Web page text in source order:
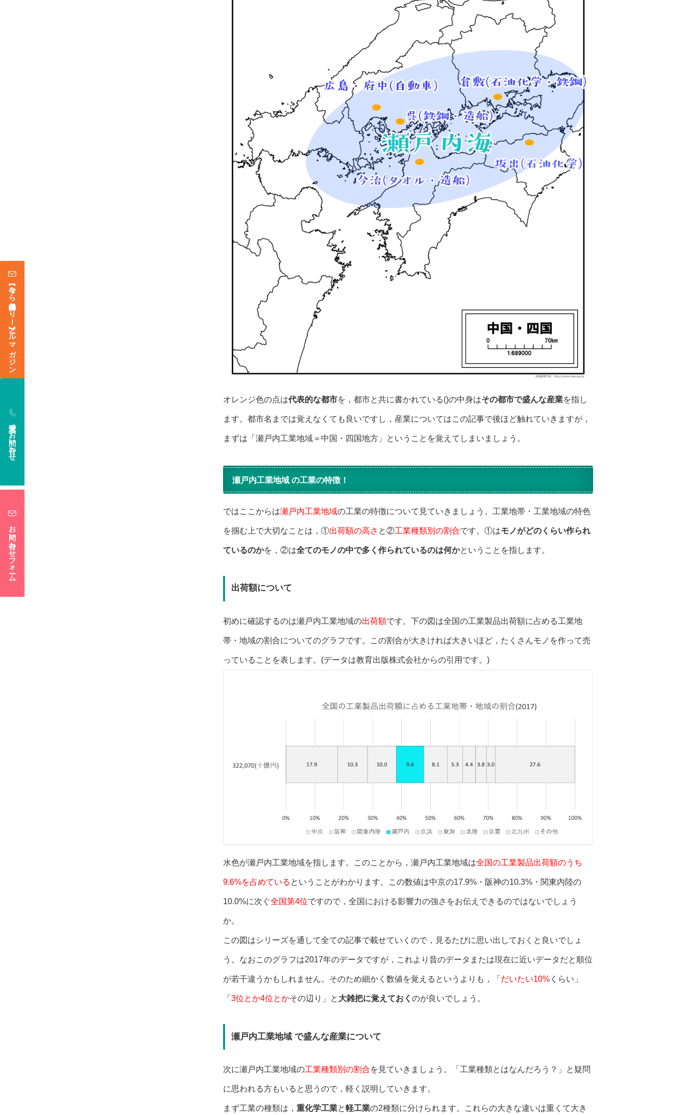
オレンジ色の点は代表的な都市を，都市と共に書かれている()の中身はその都市で盛んな産業を指し
ます。都市名までは覚えなくても良いですし，産業についてはこの記事で後ほど触れていきますが，
まずは「瀬戸内工業地域＝中国・四国地方」ということを覚えてしまいましょう。
瀬戸内工業地域 の工業の特徴！
ではここからは瀬戸内工業地域の工業の特徴について見ていきましょう。工業地帯・工業地域の特色
を掴む上で大切なことは，①出荷額の高さ と②工業種類別の割合です。①はモノがどのくらい作られ
ているのかを，②は全てのモノの中で多く作られているのは何かということを指します。
出荷額について
初めに確認するのは瀬戸内工業地域の出荷額です。下の図は全国の工業製品出荷額に占める工業地
帯・地域の割合についてのグラフです。この割合が大きければ大きいほど，たくさんモノを作って売
っていることを表します。(データは教育出版株式会社からの引用です。)
水色が瀬戸内工業地域を指します。このことから，瀬戸内工業地域は全国の工業製品出荷額のうち
9.6%を占めている ということがわかります。この数値は中京の17.9%・阪神の10.3%・関東内陸の
10.0%に次ぐ全国第4位ですので，全国における影響力の強さをお伝えできるのではないでしょう
か。
この図はシリーズを通して全ての記事で載せていくので，見るたびに思い出しておくと良いでしょ
う。なおこのグラフは2017年のデータですが，これより昔のデータまたは現在に近いデータだと順位
が若干違うかもしれません。そのため細かく数値を覚えるというよりも，「 だいたい10% くらい」
「 3位とか4位とかその辺り」と 大雑把に覚えておく のが良いでしょう。
瀬戸内工業地域 で盛んな産業について
次に瀬戸内工業地域の工業種類別の割合を見ていきましょう。「工業種類とはなんだろう？」と疑問
に思われる方もいると思うので，軽く説明していきます。
まず工業の種類は， 重化学工業と軽工業の2種類に分けられます。これらの大きな違いは重くて大き
【今なら登録特典あり！】メールマガジン
電話でお問い合わせ
お問い合わせフォーム